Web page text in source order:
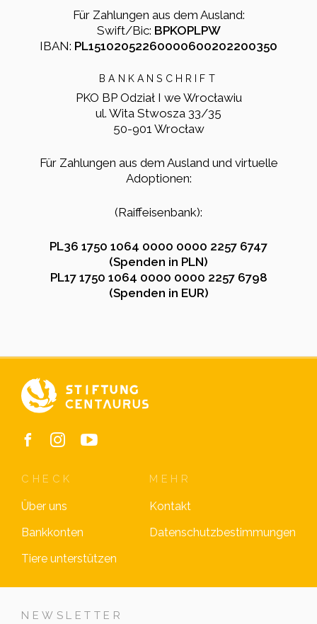
Für Zahlungen aus dem Ausland:
Swift/Bic: BPKOPLPW
IBAN: PL15102052260000600202200350
BANKANSCHRIFT
PKO BP Odział I we Wrocławiu
ul. Wita Stwosza 33/35
50-901 Wrocław
Für Zahlungen aus dem Ausland und virtuelle
Adoptionen:
(Raiffeisenbank):
PL36 1750 1064 0000 0000 2257 6747
(Spenden in PLN)
PL17 1750 1064 0000 0000 2257 6798
(Spenden in EUR)
CHECK
Über uns
Bankkonten
Tiere unterstützen
MEHR
Kontakt
Datenschutzbestimmungen
NEWSLETTER